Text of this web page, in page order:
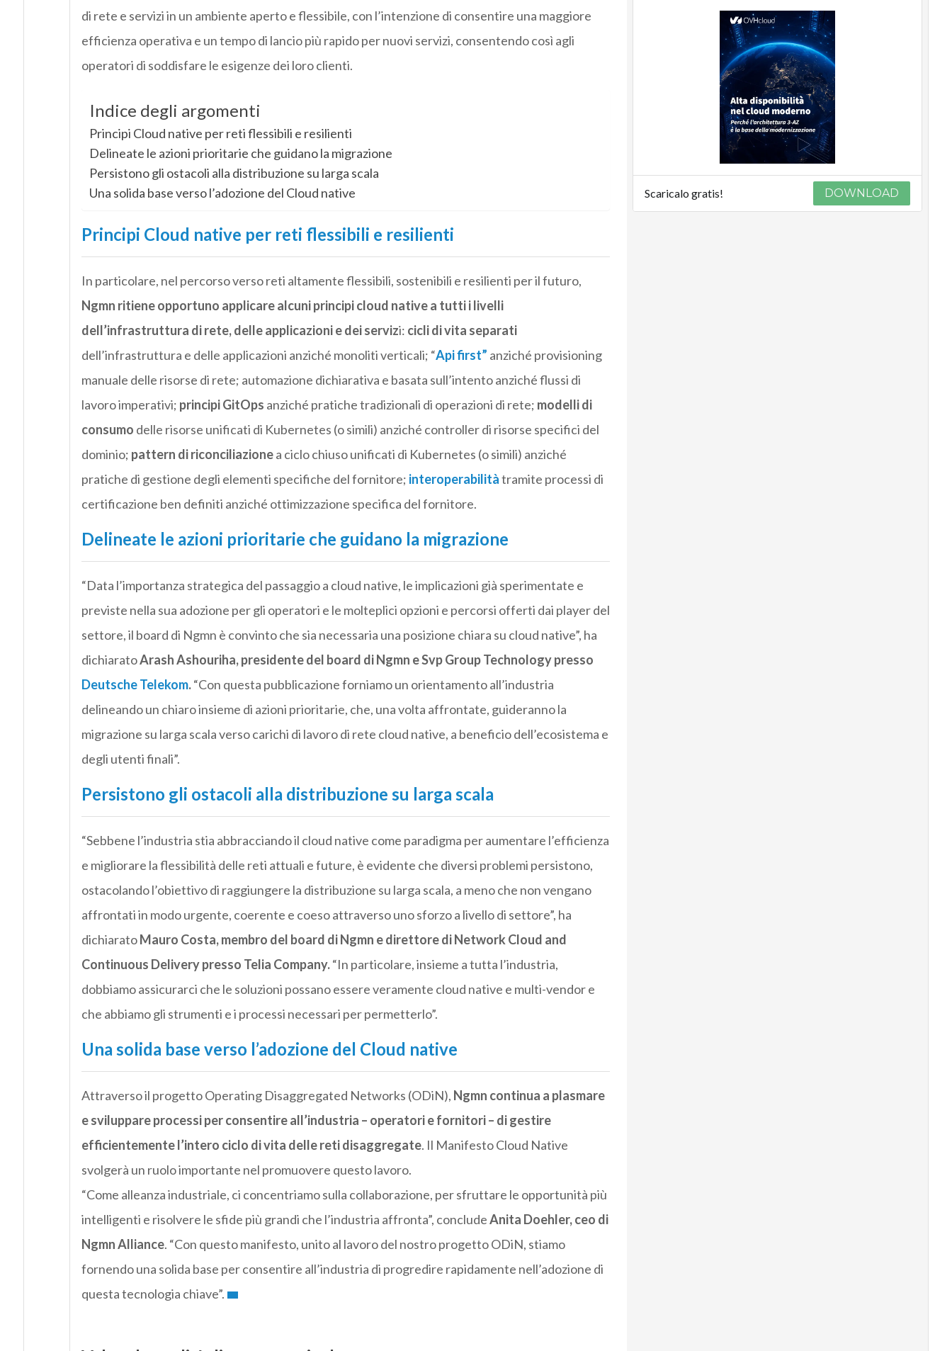
di rete e servizi in un ambiente aperto e flessibile, con l’intenzione di consentire una maggiore
efficienza operativa e un tempo di lancio più rapido per nuovi servizi, consentendo così agli
operatori di soddisfare le esigenze dei loro clienti.
Indice degli argomenti
Principi Cloud native per reti flessibili e resilienti
Delineate le azioni prioritarie che guidano la migrazione
Persistono gli ostacoli alla distribuzione su larga scala
Una solida base verso l’adozione del Cloud native
Principi Cloud native per reti flessibili e resilienti
In particolare, nel percorso verso reti altamente flessibili, sostenibili e resilienti per il futuro,
Ngmn ritiene opportuno applicare alcuni principi cloud native a tutti i livelli
dell’infrastruttura di rete, delle applicazioni e dei servizi: cicli di vita separati
dell’infrastruttura e delle applicazioni anziché monoliti verticali; “Api first” anziché provisioning
manuale delle risorse di rete; automazione dichiarativa e basata sull’intento anziché flussi di
lavoro imperativi; principi GitOps anziché pratiche tradizionali di operazioni di rete; modelli di
consumo delle risorse unificati di Kubernetes (o simili) anziché controller di risorse specifici del
dominio; pattern di riconciliazionea ciclo chiuso unificati di Kubernetes (o simili) anziché
pratiche di gestione degli elementi specifiche del fornitore; interoperabilitàtramite processi di
certificazione ben definiti anziché ottimizzazione specifica del fornitore.
Delineate le azioni prioritarie che guidano la migrazione
“Data l’importanza strategica del passaggio a cloud native, le implicazioni già sperimentate e
previste nella sua adozione per gli operatori e le molteplici opzioni e percorsi offerti dai player del
settore, il board di Ngmn è convinto che sia necessaria una posizione chiara su cloud native”, ha
dichiaratoArash Ashouriha, presidente del board di Ngmn e Svp Group Technology presso
Deutsche Telekom.“Con questa pubblicazione forniamo un orientamento all’industria
delineando un chiaro insieme di azioni prioritarie, che, una volta affrontate, guideranno la
migrazione su larga scala verso carichi di lavoro di rete cloud native, a beneficio dell’ecosistema e
degli utenti finali”.
Persistono gli ostacoli alla distribuzione su larga scala
“Sebbene l’industria stia abbracciando il cloud native come paradigma per aumentare l’efficienza
e migliorare la flessibilità delle reti attuali e future, è evidente che diversi problemi persistono,
ostacolando l’obiettivo di raggiungere la distribuzione su larga scala, a meno che non vengano
affrontati in modo urgente, coerente e coeso attraverso uno sforzo a livello di settore”, ha
dichiaratoMauro Costa, membro del board di Ngmn e direttore di Network Cloud and
Continuous Delivery presso Telia Company.“In particolare, insieme a tutta l’industria,
dobbiamo assicurarci che le soluzioni possano essere veramente cloud native e multi-vendor e
che abbiamo gli strumenti e i processi necessari per permetterlo”.
Una solida base verso l’adozione del Cloud native
Attraverso il progetto Operating Disaggregated Networks (ODiN), Ngmn continua a plasmare
e sviluppare processi per consentire all’industria – operatori e fornitori – di gestire
efficientemente l’intero ciclo di vita delle reti disaggregate. Il Manifesto Cloud Native
svolgerà un ruolo importante nel promuovere questo lavoro.
“Come alleanza industriale, ci concentriamo sulla collaborazione, per sfruttare le opportunità più
intelligenti e risolvere le sfide più grandi che l’industria affronta”, concludeAnita Doehler, ceo di
Ngmn Alliance. “Con questo manifesto, unito al lavoro del nostro progetto ODiN, stiamo
fornendo una solida base per consentire all’industria di progredire rapidamente nell’adozione di
questa tecnologia chiave”.
Scaricalo gratis! DOWNLOAD